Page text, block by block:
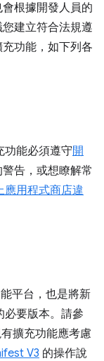
根據開發人員的
建立符合法規遵
功能，如下列各
功能必須遵守開
告，或想瞭解常
應用程式商店違
平台，也是將新
必要版本。請參
擴充功能應考慮
V3 的操作說